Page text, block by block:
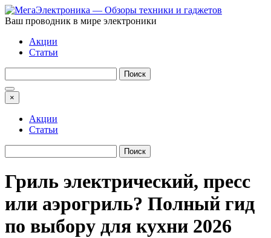
Ваш проводник в мире электроники
Акции
Статьи
×
Акции
Статьи
Гриль электрический, пресс
или аэрогриль? Полный гид
по выбору для кухни 2026